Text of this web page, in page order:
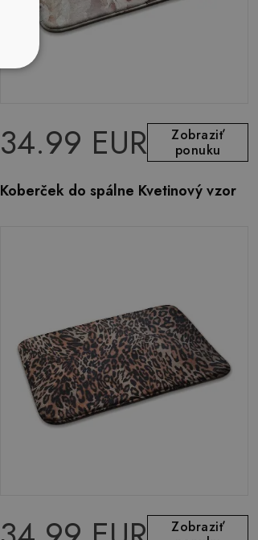
34.99 EUR
Zobraziť
ponuku
Koberček do spálne Kvetinový vzor
Zobraziť